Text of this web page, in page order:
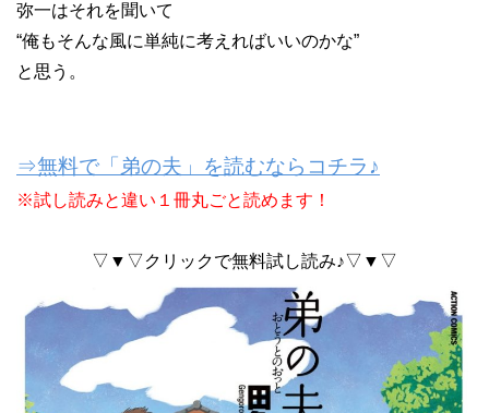
弥一はそれを聞いて
“俺もそんな風に単純に考えればいいのかな”
と思う。
⇒無料で「弟の夫」を読むならコチラ♪
※試し読みと違い１冊丸ごと読めます！
▽▼▽クリックで無料試し読み♪▽▼▽